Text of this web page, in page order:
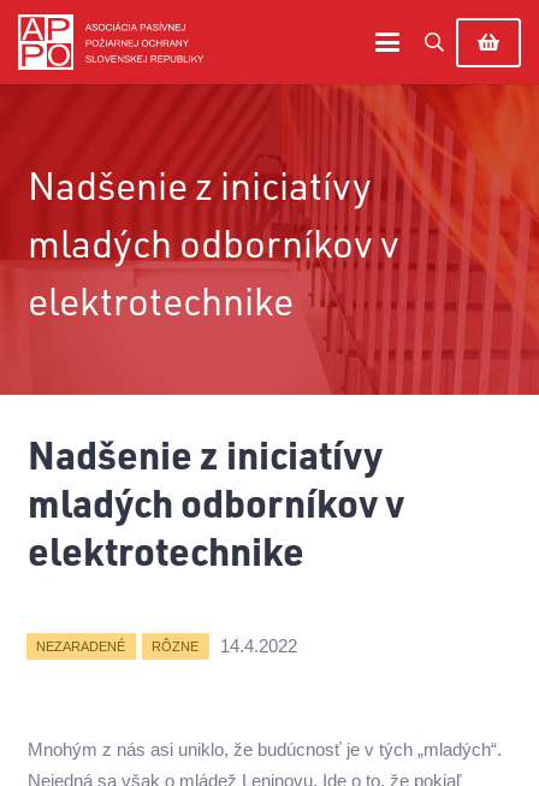
Nadšenie z iniciatívy
mladých odborníkov v
elektrotechnike
Nadšenie z iniciatívy
mladých odborníkov v
elektrotechnike
NEZARADENÉ RÔZNE 14.4.2022
Mnohým z nás asi uniklo, že budúcnosť je v tých „mladých“.
Nejedná sa však o mládež Leninovu. Ide o to, že pokiaľ